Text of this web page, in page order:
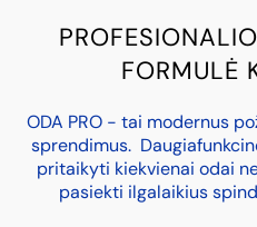
FORMULĖ
ODA PRO - tai modernus
sprendimus.
pritaikyti kiekvienai odai
pasiekti ilgalaikius